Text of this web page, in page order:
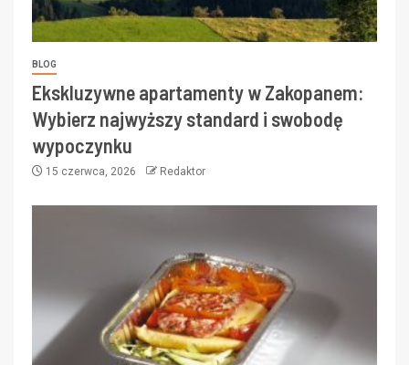
BLOG
Ekskluzywne apartamenty w Zakopanem:
Wybierz najwyższy standard i swobodę
wypoczynku
15 czerwca, 2026 Redaktor